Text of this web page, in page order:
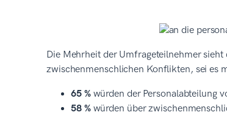
Die Mehrheit der Umfrageteilnehmer sieht
zwischenmenschlichen Konflikten, sei es
65 %würden der Personalabteilung
58 %würden über